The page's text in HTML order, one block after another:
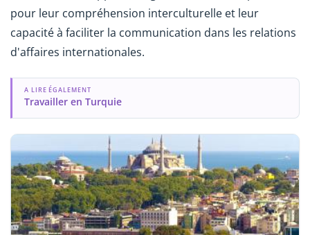
pour leur compréhension interculturelle et leur
capacité à faciliter la communication dans les relations
d'affaires internationales.
A LIRE ÉGALEMENT
Travailler en Turquie